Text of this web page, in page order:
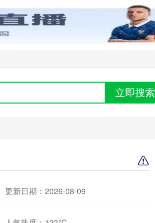
立即搜索
更新日期：2026-08-09